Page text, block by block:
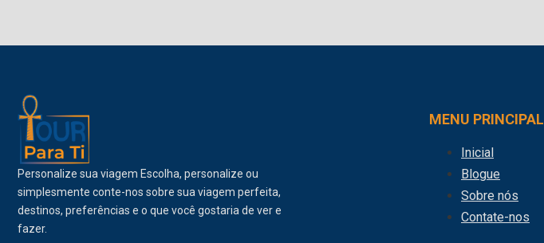
Personalize sua viagem Escolha, personalize ou
simplesmente conte-nos sobre sua viagem perfeita,
destinos, preferências e o que você gostaria de ver e
fazer.
MENU PRINCIPAL
Inicial
Blogue
Sobre nós
Contate-nos